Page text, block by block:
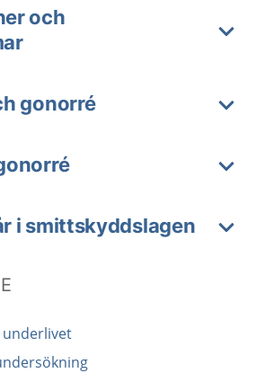
och
gonorré
i smittskyddslagen